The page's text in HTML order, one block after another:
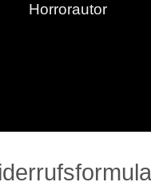
Horrorautor